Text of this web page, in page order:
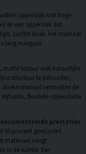
oppervlak met hoge
en een oppervlak dat
zachte doek. Het resultaat
lang meegaat.
matte textuur met natuurlijke
structuur te behouden,
versmelten de
slijtvaste, flexibele oppervlakte
prestaties
50 procent gerecycled
materiaal vangt
in de ruimte. Een